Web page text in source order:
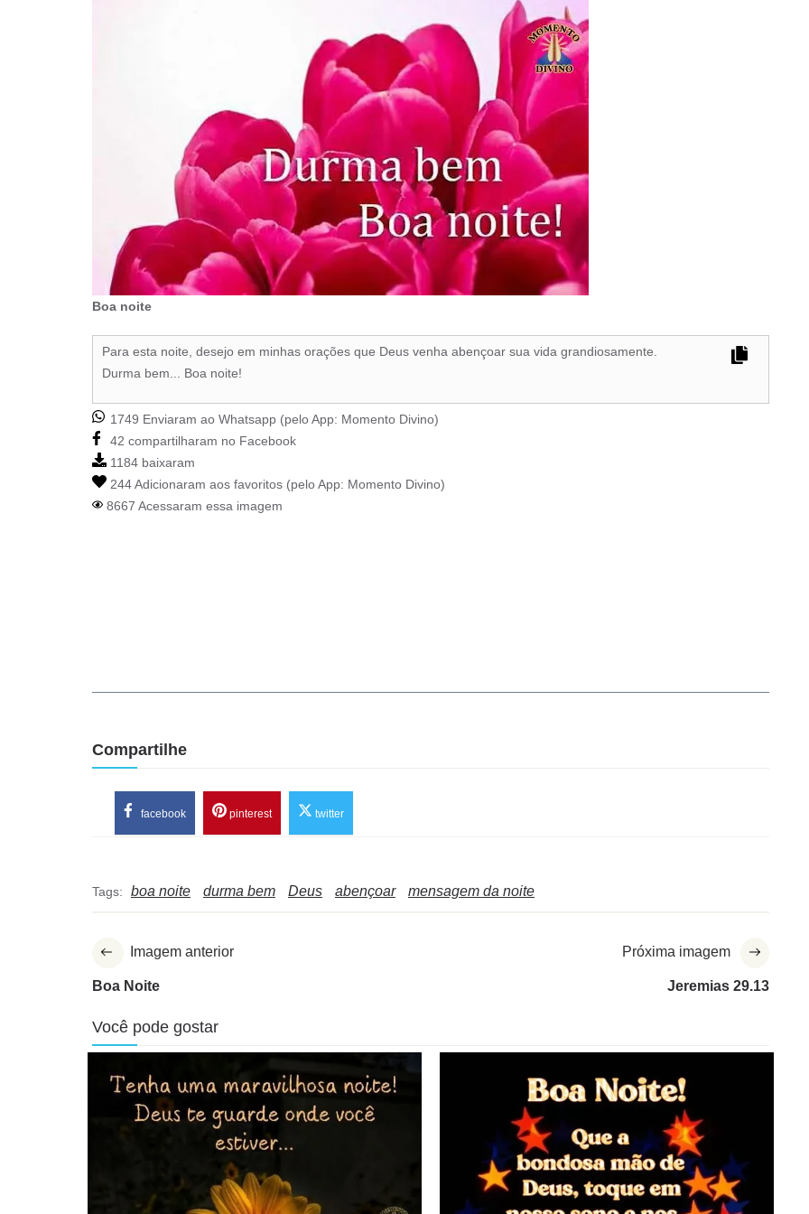
Boa noite
Para esta noite, desejo em minhas orações que Deus venha abençoar sua vida grandiosamente.
Durma bem... Boa noite!
1749 Enviaram ao Whatsapp (pelo App: Momento Divino)
42 compartilharam no Facebook
1184 baixaram
244 Adicionaram aos favoritos (pelo App: Momento Divino)
8667 Acessaram essa imagem
Compartilhe
facebook pinterest twitter
Tags: boa noite durma bem Deus abençoar mensagem da noite
Imagem anterior
Boa Noite
Próxima imagem
Jeremias 29.13
Você pode gostar